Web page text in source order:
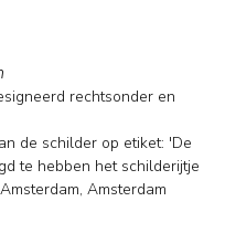
rechtsonder en
de schilder op etiket: 'De
te hebben het schilderijtje
Amsterdam